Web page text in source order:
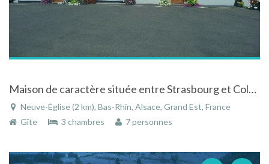
Maison de caractère située entre Strasbourg et Colmar, au centre de l'Alsace, dans village alsacien
Neuve-Église (2 km), Bas-Rhin, Alsace, Grand Est, France
Gîte
3 chambres 7 personnes